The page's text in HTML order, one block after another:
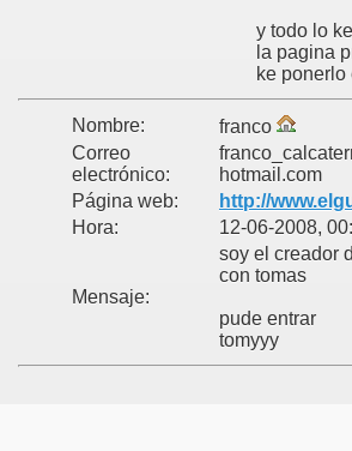
y todo lo
la pagina
ke ponerlo
Nombre:
franco
Correo
electrónico:
hotmail.com
Página web:
http://
Hora:
12-06-2008,
Mensaje:
soy el creador
con tomas
pude entrar
tomyyy